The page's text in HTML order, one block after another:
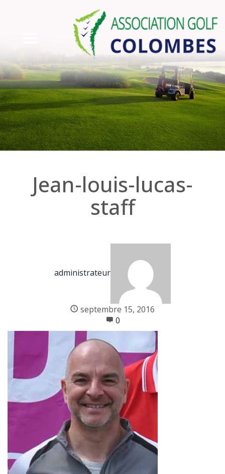
jean-louis-lucas-
staff
administrateur
septembre 15, 2016
0